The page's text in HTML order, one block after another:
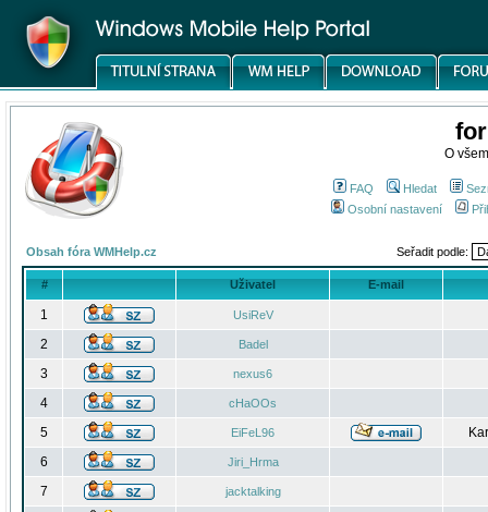
O
FAQ Hledat
Osobní nastavení
Obsah fóra WMHelp.cz Seřadit podle:
# Uživatel E-mail
1 UsiReV
2 Badel
3 nexus6
4 cHaOOs
5 EiFeL96
6
Jiri_Hrma
7 jacktalking